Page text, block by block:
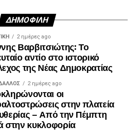
της ζωής, της περιουσίας
ΔΗΜΟΦΙΛΉ
2 ημέρες ago
Βαρβιτσιώτης: Το
αντίο στο ιστορικό
της Νέας Δημοκρατίας
2 ημέρες ago
οι
στην πλατεία
– Από την Πέμπτη
στην κυκλοφορία